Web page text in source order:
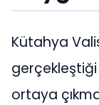
Kütahya
ortaya